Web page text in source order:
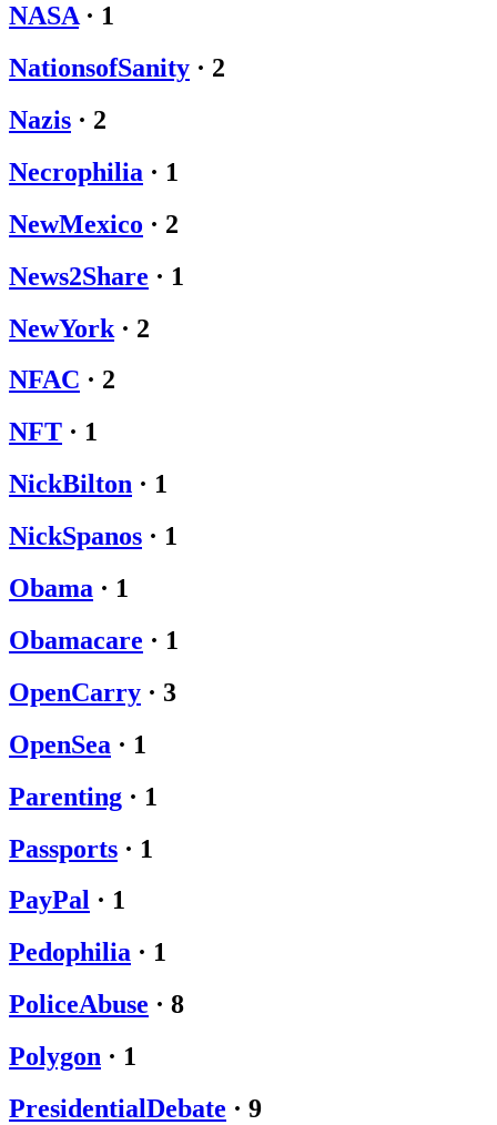
NASA · 1
NationsofSanity · 2
Nazis · 2
Necrophilia · 1
NewMexico · 2
News2Share · 1
NewYork · 2
NFAC · 2
NFT · 1
NickBilton · 1
NickSpanos · 1
Obama · 1
Obamacare · 1
OpenCarry · 3
OpenSea · 1
Parenting · 1
Passports · 1
PayPal · 1
Pedophilia · 1
PoliceAbuse · 8
Polygon · 1
PresidentialDebate · 9